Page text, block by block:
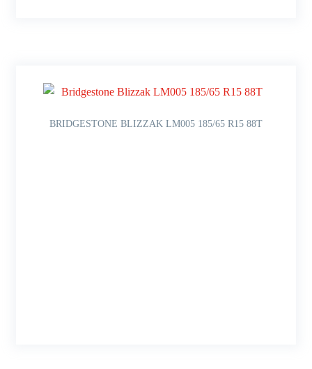
BRIDGESTONE BLIZZAK LM005 185/65 R15 88T